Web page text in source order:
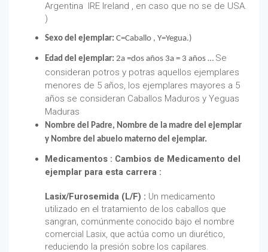
Argentina IRE Ireland , en caso que no se de USA.
)
Sexo del ejemplar: C=Caballo , Y=Yegua.)
Edad del ejemplar: 2a =dos años 3a = 3 años … Se
consideran potros y potras aquellos ejemplares
menores de 5 años, los ejemplares mayores a 5
años se consideran Caballos Maduros y Yeguas
Maduras
Nombre del Padre, Nombre de la madre del ejemplar
y Nombre del abuelo materno del ejemplar.
Medicamentos : Cambios de Medicamento del
ejemplar para esta carrera :
Lasix/Furosemida (L/F) : Un medicamento
utilizado en el tratamiento de los caballos que
sangran, comúnmente conocido bajo el nombre
comercial Lasix, que actúa como un diurético,
reduciendo la presión sobre los capilares.